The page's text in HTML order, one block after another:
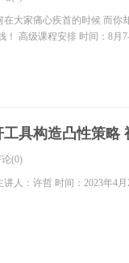
大家痛心疾首的时候 而你
高级课程安排 时间：8月7-
具构造凸性策略
(0)
人：许哲 时间：2023年4